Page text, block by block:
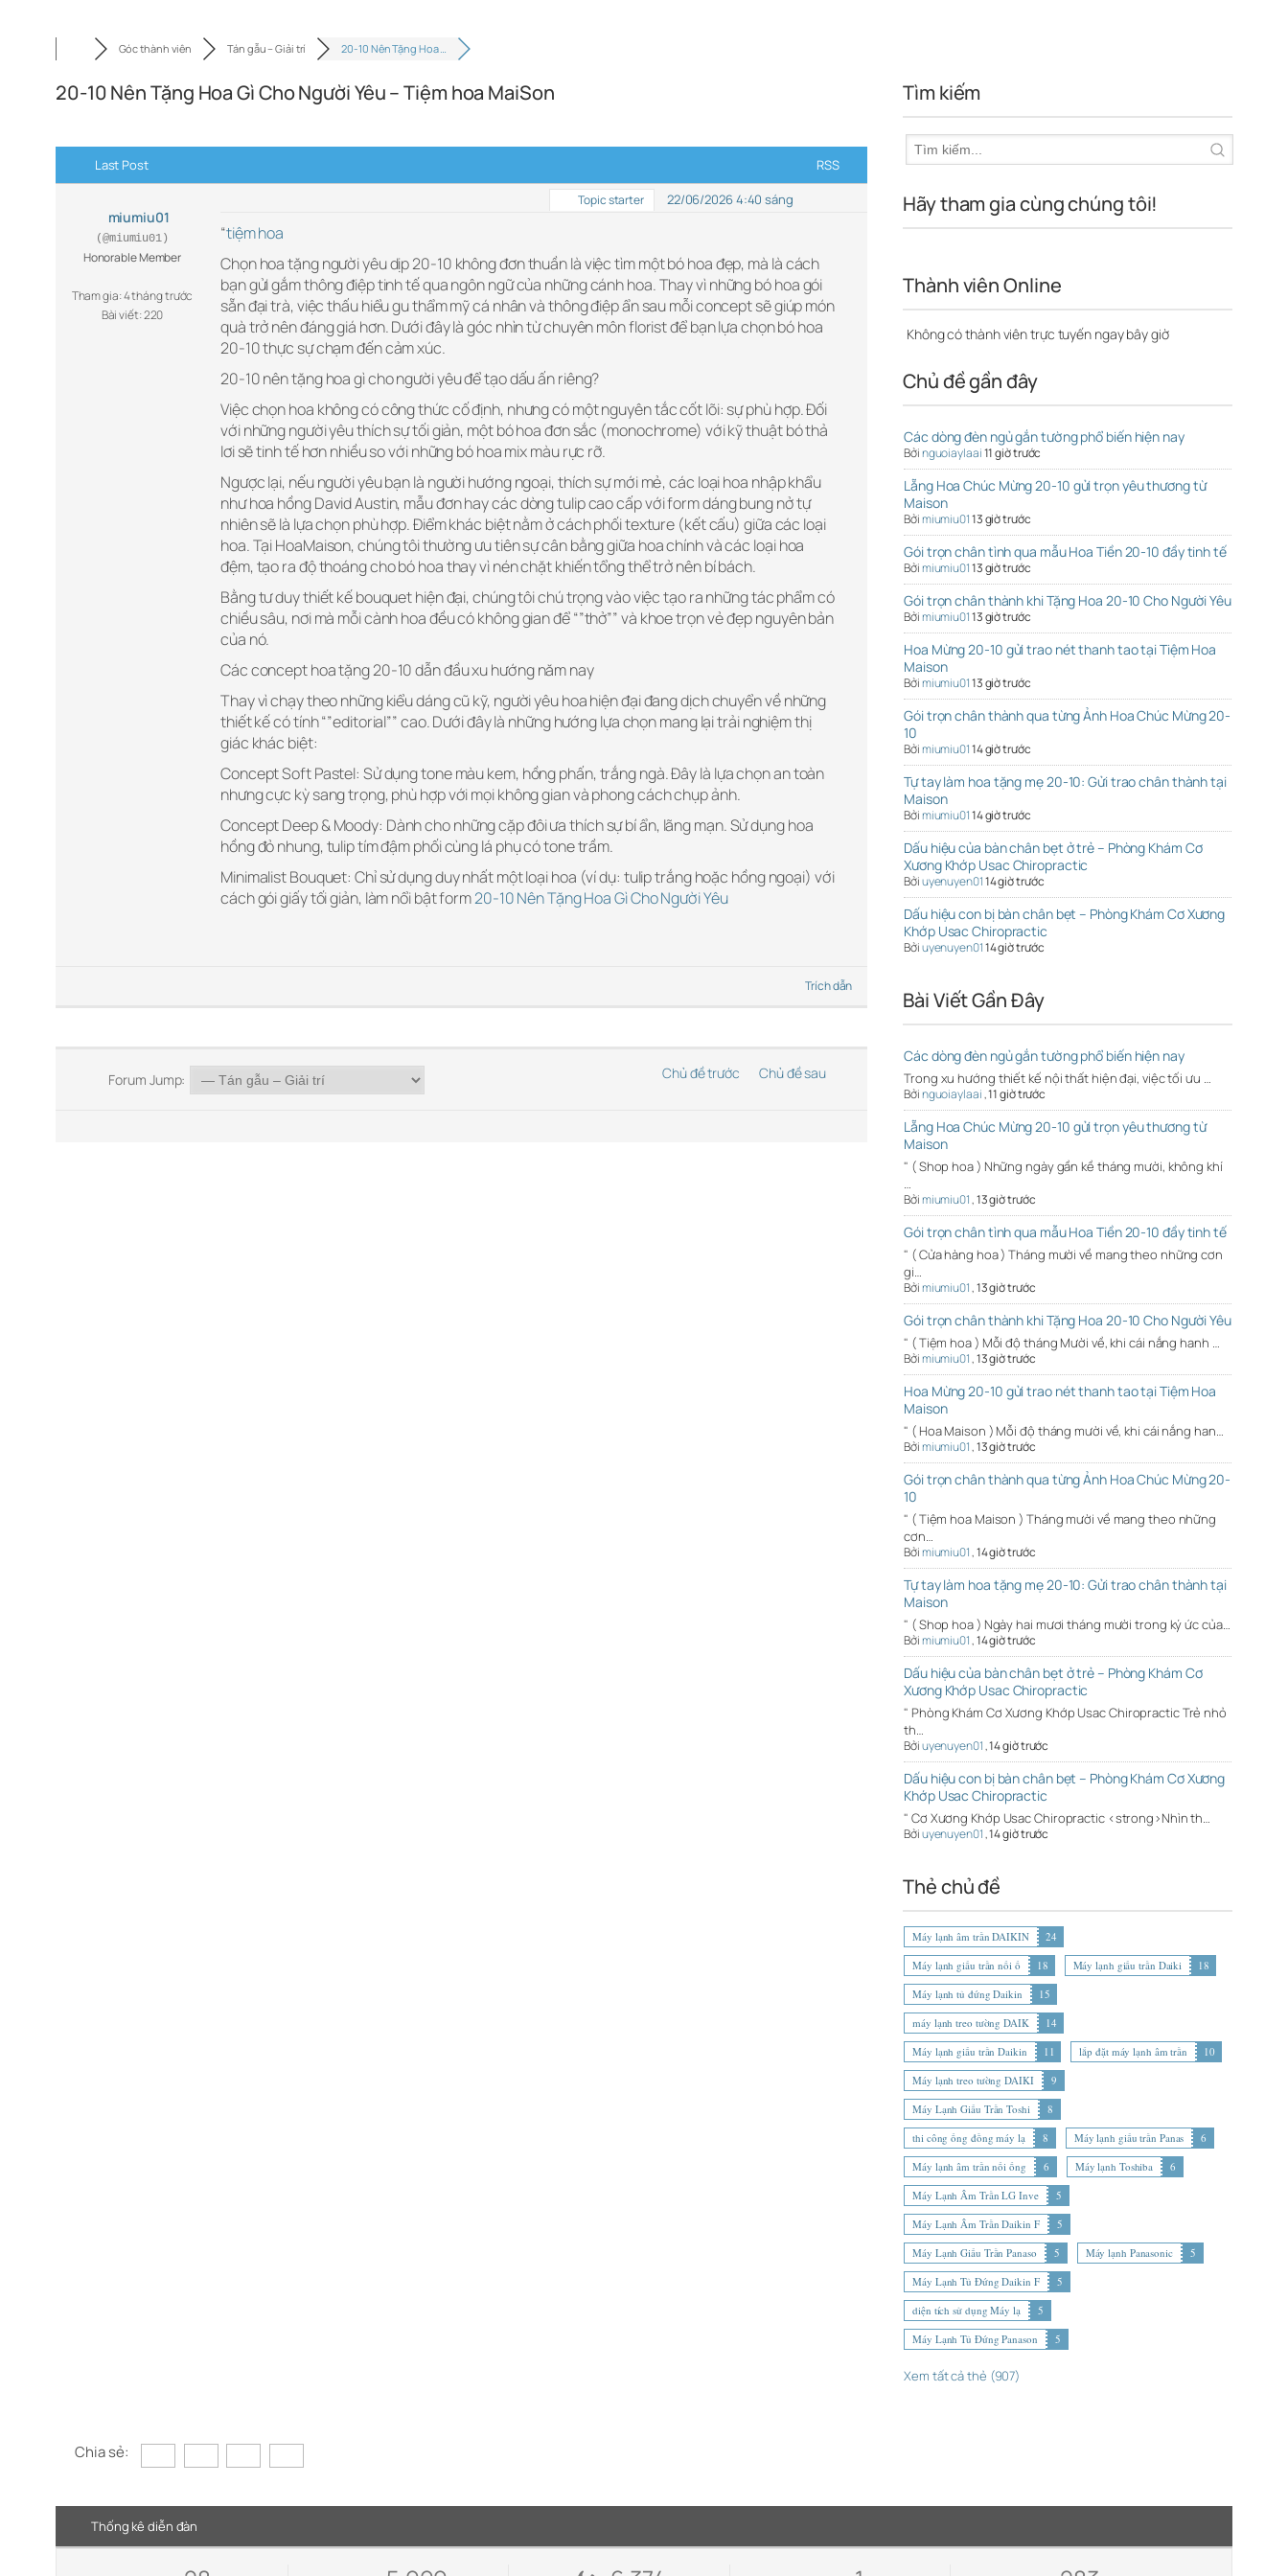
Góc thành viên Tán gẫu – Giải trí 20-10 Nên Tặng Hoa …
20-10 Nên Tặng Hoa Gì Cho Người Yêu – Tiệm hoa MaiSon
Last Post RSS
miumiu01
(@miumiu01)
Honorable Member
Tham gia: 4 tháng trước
Bài viết: 220
Topic starter 22/06/2026 4:40 sáng
“tiệm hoa
Chọn hoa tặng người yêu dịp 20-10 không đơn thuần là việc tìm một bó hoa đẹp, mà là cách
bạn gửi gắm thông điệp tinh tế qua ngôn ngữ của những cánh hoa. Thay vì những bó hoa gói
sẵn đại trà, việc thấu hiểu gu thẩm mỹ cá nhân và thông điệp ẩn sau mỗi concept sẽ giúp món
quà trở nên đáng giá hơn. Dưới đây là góc nhìn từ chuyên môn florist để bạn lựa chọn bó hoa
20-10 thực sự chạm đến cảm xúc.
20-10 nên tặng hoa gì cho người yêu để tạo dấu ấn riêng?
Việc chọn hoa không có công thức cố định, nhưng có một nguyên tắc cốt lõi: sự phù hợp. Đối
với những người yêu thích sự tối giản, một bó hoa đơn sắc (monochrome) với kỹ thuật bó thả
lơi sẽ tinh tế hơn nhiều so với những bó hoa mix màu rực rỡ.
Ngược lại, nếu người yêu bạn là người hướng ngoại, thích sự mới mẻ, các loại hoa nhập khẩu
như hoa hồng David Austin, mẫu đơn hay các dòng tulip cao cấp với form dáng bung nở tự
nhiên sẽ là lựa chọn phù hợp. Điểm khác biệt nằm ở cách phối texture (kết cấu) giữa các loại
hoa. Tại HoaMaison, chúng tôi thường ưu tiên sự cân bằng giữa hoa chính và các loại hoa
đệm, tạo ra độ thoáng cho bó hoa thay vì nén chặt khiến tổng thể trở nên bí bách.
Bằng tư duy thiết kế bouquet hiện đại, chúng tôi chú trọng vào việc tạo ra những tác phẩm có
chiều sâu, nơi mà mỗi cành hoa đều có không gian để “”thở”” và khoe trọn vẻ đẹp nguyên bản
của nó.
Các concept hoa tặng 20-10 dẫn đầu xu hướng năm nay
Thay vì chạy theo những kiểu dáng cũ kỹ, người yêu hoa hiện đại đang dịch chuyển về những
thiết kế có tính “”editorial”” cao. Dưới đây là những hướng lựa chọn mang lại trải nghiệm thị
giác khác biệt:
Concept Soft Pastel: Sử dụng tone màu kem, hồng phấn, trắng ngà. Đây là lựa chọn an toàn
nhưng cực kỳ sang trọng, phù hợp với mọi không gian và phong cách chụp ảnh.
Concept Deep & Moody: Dành cho những cặp đôi ưa thích sự bí ẩn, lãng mạn. Sử dụng hoa
hồng đỏ nhung, tulip tím đậm phối cùng lá phụ có tone trầm.
Minimalist Bouquet: Chỉ sử dụng duy nhất một loại hoa (ví dụ: tulip trắng hoặc hồng ngoại) với
cách gói giấy tối giản, làm nổi bật form20-10 Nên Tặng Hoa Gì Cho Người Yêu
Trích dẫn
Forum Jump: Chủ đề trước Chủ đề sau
Tìm kiếm
Hãy tham gia cùng chúng tôi!
Thành viên Online
Không có thành viên trực tuyến ngay bây giờ
Chủ đề gần đây
Các dòng đèn ngủ gắn tường phổ biến hiện nay
Bởinguoiaylaai11 giờ trước
Lẵng Hoa Chúc Mừng 20-10 gửi trọn yêu thương từ
Maison
Bởimiumiu0113 giờ trước
Gói trọn chân tình qua mẫu Hoa Tiền 20-10 đầy tinh tế
Bởimiumiu0113 giờ trước
Gói trọn chân thành khi Tặng Hoa 20-10 Cho Người Yêu
Bởimiumiu0113 giờ trước
Hoa Mừng 20-10 gửi trao nét thanh tao tại Tiệm Hoa
Maison
Bởimiumiu0113 giờ trước
Gói trọn chân thành qua từng Ảnh Hoa Chúc Mừng 20-
10
Bởimiumiu0114 giờ trước
Tự tay làm hoa tặng mẹ 20-10: Gửi trao chân thành tại
Maison
Bởimiumiu0114 giờ trước
Dấu hiệu của bàn chân bẹt ở trẻ – Phòng Khám Cơ
Xương Khớp Usac Chiropractic
Bởiuyenuyen0114 giờ trước
Dấu hiệu con bị bàn chân bẹt – Phòng Khám Cơ Xương
Khớp Usac Chiropractic
Bởiuyenuyen0114 giờ trước
Bài Viết Gần Đây
Các dòng đèn ngủ gắn tường phổ biến hiện nay
Trong xu hướng thiết kế nội thất hiện đại, việc tối ưu …
Bởinguoiaylaai,11 giờ trước
Lẵng Hoa Chúc Mừng 20-10 gửi trọn yêu thương từ
Maison
" ( Shop hoa ) Những ngày gần kề tháng mười, không khí
…
Bởimiumiu01,13 giờ trước
Gói trọn chân tình qua mẫu Hoa Tiền 20-10 đầy tinh tế
" ( Cửa hàng hoa ) Tháng mười về mang theo những cơn
gi…
Bởimiumiu01,13 giờ trước
Gói trọn chân thành khi Tặng Hoa 20-10 Cho Người Yêu
" ( Tiệm hoa ) Mỗi độ tháng Mười về, khi cái nắng hanh …
Bởimiumiu01,13 giờ trước
Hoa Mừng 20-10 gửi trao nét thanh tao tại Tiệm Hoa
Maison
" ( Hoa Maison ) Mỗi độ tháng mười về, khi cái nắng han…
Bởimiumiu01,13 giờ trước
Gói trọn chân thành qua từng Ảnh Hoa Chúc Mừng 20-
10
" ( Tiệm hoa Maison ) Tháng mười về mang theo những
cơn…
Bởimiumiu01,14 giờ trước
Tự tay làm hoa tặng mẹ 20-10: Gửi trao chân thành tại
Maison
" ( Shop hoa ) Ngày hai mươi tháng mười trong ký ức của…
Bởimiumiu01,14 giờ trước
Dấu hiệu của bàn chân bẹt ở trẻ – Phòng Khám Cơ
Xương Khớp Usac Chiropractic
" Phòng Khám Cơ Xương Khớp Usac Chiropractic Trẻ nhỏ
th…
Bởiuyenuyen01,14 giờ trước
Dấu hiệu con bị bàn chân bẹt – Phòng Khám Cơ Xương
Khớp Usac Chiropractic
" Cơ Xương Khớp Usac Chiropractic <strong>Nhìn th…
Bởiuyenuyen01,14 giờ trước
Thẻ chủ đề
Máy lạnh âm trần DAIKIN
24
Máy lạnh giấu trần nối ố
18 Máy lạnh giấu trần Daiki
18
Máy lạnh tủ đứng Daikin
15
máy lạnh treo tường DAIK
14
Máy lạnh giấu trần Daikin
11 lắp đặt máy lạnh âm trần
10
Máy lạnh treo tường DAIKI
9
Máy Lạnh Giấu Trần Toshi
8
thi công ống đồng máy lạ
8 Máy lạnh giấu trần Panas
6
Máy lạnh âm trần nối ống
6 Máy lạnh Toshiba
6
Máy Lạnh Âm Trần LG Inve
5
Máy Lạnh Âm Trần Daikin F
5
Máy Lạnh Giấu Trần Panaso
5 Máy lạnh Panasonic
5
Máy Lạnh Tủ Đứng Daikin F
5
diện tích sử dụng Máy lạ
5
Máy Lạnh Tủ Đứng Panason
5
Xem tất cả thẻ (907)
Chia sẻ:
Thống kê diễn đàn